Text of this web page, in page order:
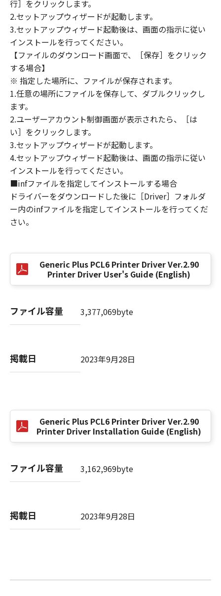
OR SUPPORT FOR THE SOFTWARE
HEREUNDER.
7. DISCLAIMER OF WARRANTIES AND
LIABILITY
[NO WARRANTY] THE SOFTWARE IS
PROVIDED "AS IS" WITHOUT WARRANTY OF
ANY KIND, EITHER EXPRESSED OR IMPLIED,
INCLUDING, BUT NOT LIMITED TO THE
IMPLIED WARRANTIES OF MERCHANTABILITY
AND FITNESS FOR A PARTICULAR PURPOSE.
THE ENTIRE RISK AS TO THE QUALITY AND
PERFORMANCE OF THE SOFTWARE IS WITH
YOU. SHOULD THE SOFTWARE PROVE
DEFECTIVE, YOU ASSUME THE ENTIRE COST
OF ALL NECESSARY SERVICING, REPAIR OR
CORRECTION. SOME STATES OR LEGAL
JURISDICTIONS DO NOT ALLOW THE
EXCLUSION OF IMPLIED WARRANTIES, SO
THIS WARRANTY GIVES YOU SPECIFIC LEGAL
RIGHTS AND YOU MAY ALSO HAVE OTHER
RIGHTS WHICH VARY FROM STATE TO STATE
NEITHER CANON, CANON'S SUBSIDIARIES OR
WARRANT THAT THE FUNCTIONS
[NO LIABILITY FOR DAMAGES] IN NO EVENT
SHALL EITHER CANON, CANON'S
DISTRIBUTORS DEALERS OR CANON'S
LICENSORS BE LIABLE FOR ANY DAMAGES
LOSS OF BUSINESS INFORMATION,
BUSINESS INTERRUPTION OR OTHER
CANON, CANON'S SUBSIDIARIES OR
行］をクリックします。
2.セットアップウィザードが起動します。
3.セットアップウィザード起動後は、画面の指示に従い
インストールを行ってください。
【ファイルのダウンロード画面で、［保存］をクリック
する場合】
※ 指定した場所に、ファイルが保存されます。
1.任意の場所にファイルを保存して、ダブルクリックし
ます。
2.ユーザーアカウント制御画面が表示されたら、［は
い］をクリックします。
3.セットアップウィザードが起動します。
4.セットアップウィザード起動後は、画面の指示に従い
インストールを行ってください。
■infファイルを指定してインストールする場合
ドライバーをダウンロードした後に［Driver］フォルダ
ー内のinfファイルを指定してインストールを行ってくだ
さい。
Generic Plus PCL6 Printer Driver Ver.2.90
Printer Driver User's Guide (English)
ファイル容量 3,377,069byte
掲載日 2023年9月28日
Generic Plus PCL6 Printer Driver Ver.2.90
Printer Driver Installation Guide (English)
ファイル容量 3,162,969byte
掲載日 2023年9月28日